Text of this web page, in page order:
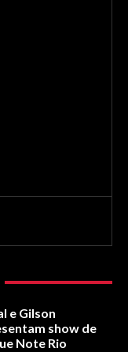
e Gilson
show de
Note Rio